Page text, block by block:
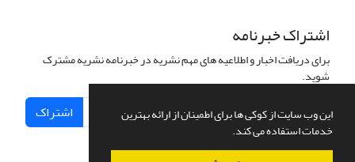
این وب سایت از کوکی ها برای اطمینان از ارائه بهترین
خدمات استفاده می کند.
اشتراک خبرنامه
برای دریافت اخبار و اطلاعیه های مهم نشریه در خبرنامه نشریه مشترک
شوید.
اشتراک